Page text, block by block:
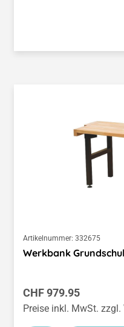
Artikelnummer: 332675
Werkbank
Regulärer Preis:
CHF 979.95
Preise inkl. MwSt.